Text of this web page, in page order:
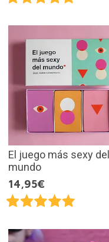
El juego más sexy del
mundo
14,95€